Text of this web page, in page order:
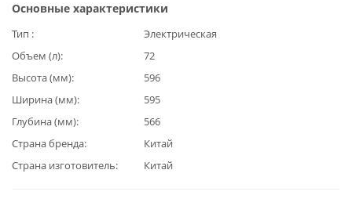
Основные характеристики
Тип
Электрическая
Объем (л)
72
Высота (мм)
596
Ширина (мм)
595
Глубина (мм)
566
Страна бренда
Китай
Страна изготовитель
Китай